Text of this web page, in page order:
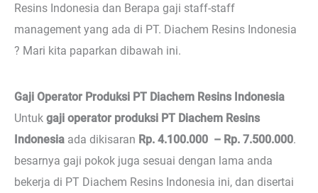
Resins Indonesia dan Berapa gaji staff-staff
management yang ada di PT. Diachem Resins Indonesia
? Mari kita paparkan dibawah ini.
Gaji Operator Produksi PT Diachem Resins Indonesia
Untuk gaji operator produksi PT Diachem Resins
Indonesia ada dikisaran Rp. 4.100.000 – Rp. 7.500.000.
besarnya gaji pokok juga sesuai dengan lama anda
bekerja di PT Diachem Resins Indonesia ini, dan disertai